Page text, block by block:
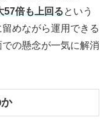
57倍も上回るという
めながら運用できる
の懸念が一気に解消